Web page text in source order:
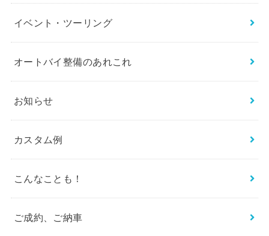
イベント・ツーリング
オートバイ整備のあれこれ
お知らせ
カスタム例
こんなことも！
ご成約、ご納車